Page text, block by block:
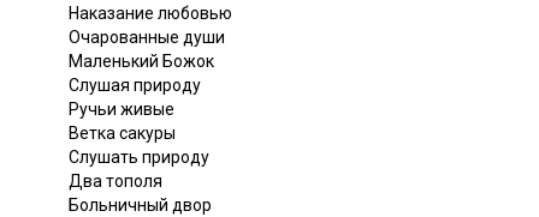
Наказание любовью
Очарованные души
Маленький Божок
Слушая природу
Ручьи живые
Ветка сакуры
Слушать природу
Два тополя
Больничный двор